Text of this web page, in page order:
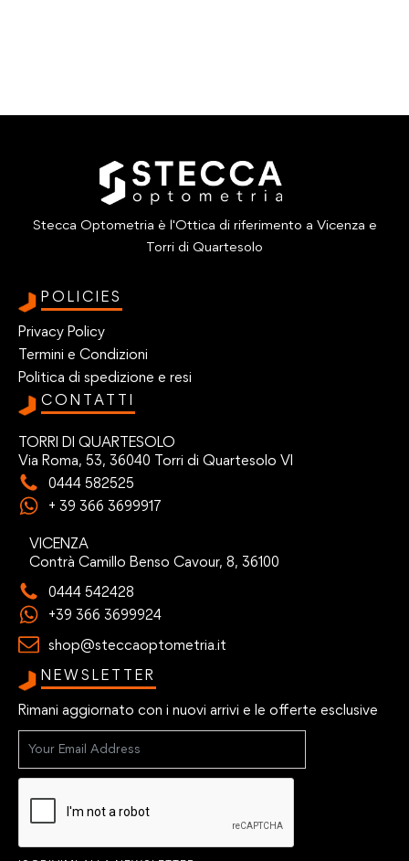
Stecca Optometria è l'Ottica di riferimento a Vicenza e
Torri di Quartesolo
POLICIES
Privacy Policy
Termini e Condizioni
Politica di spedizione e resi
CONTATTI
TORRI DI QUARTESOLO
Via Roma, 53, 36040 Torri di Quartesolo VI
0444 582525
+ 39 366 3699917
VICENZA
Contrà Camillo Benso Cavour, 8, 36100
0444 542428
+39 366 3699924
shop@steccaoptometria.it
NEWSLETTER
Rimani aggiornato con i nuovi arrivi e le offerte esclusive